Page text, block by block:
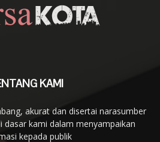
KAMI
akurat dan disertai narasumber
kami dalam menyampaikan
kepada publik